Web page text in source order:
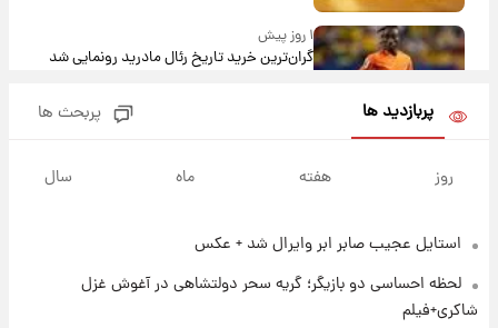
۱ روز پیش
گران‌ترین خرید تاریخ رئال مادرید رونمایی شد
روزها پربارش‌تر خواهند بود؟
۱ روز پیش
شد؛ تیکدری، محبی و سرگیف با اعداد ویژه
پربازدید ها پربحث ها
روز هفته ماه سال
استایل عجیب صابر ابر وایرال شد + عکس
لحظه احساسی دو بازیگر؛ گریه سحر دولتشاهی در آغوش غزل
شاکری+فیلم